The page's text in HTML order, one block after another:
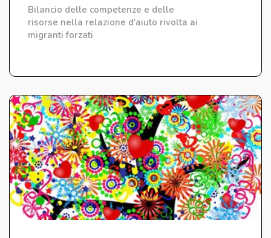
Bilancio delle competenze e delle
risorse nella relazione d'aiuto rivolta ai
migranti forzati